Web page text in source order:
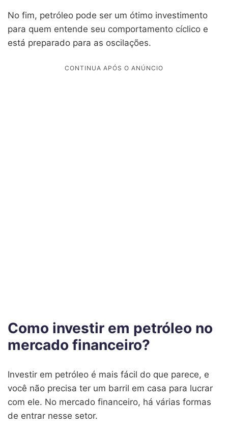
No fim, petróleo pode ser um ótimo investimento
para quem entende seu comportamento cíclico e
está preparado para as oscilações.
Como investir em petróleo no
mercado financeiro?
Investir em petróleo é mais fácil do que parece, e
você não precisa ter um barril em casa para lucrar
com ele. No mercado financeiro, há várias formas
de entrar nesse setor.